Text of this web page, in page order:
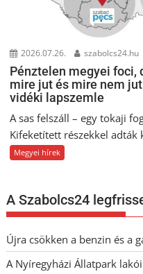
2026.07.26. szabolcs24.hu
Pénztelen megyei foci,
mire jut és mire nem
vidéki lapszemle
A sas felszáll – egy tokaji
Kifeketített részekkel adták
Megyei hírek
A Szabolcs24
Újra csökken a benzin és a
A Nyíregyházi Állatpark